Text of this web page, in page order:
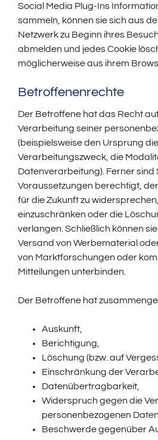
Social Media Plug-Ins
sammeln, können sie sich aus
Netzwerk zu Beginn ihres
abmelden und jedes Cookie
möglicherweise aus ihrem
Betroffenenrechte
Der Betroffene hat das Recht
Verarbeitung seiner
(beispielsweise den Ursprung
Verarbeitungszweck, die
Datenverarbeitung). Ferner sind
Voraussetzungen berechtigt,
für die Zukunft zu
einzuschränken oder die
verlangen. Schließlich können
Versand von Werbematerial
von Marktforschungen oder
Mitteilungen unterbinden.
Der Betroffene hat
Auskunft,
Berichtigung,
Löschung (bzw. auf
Einschränkung der
Datenübertragbarkeit,
Widerspruch gegen die
personenbezogenen Daten,
Beschwerde gegenüber